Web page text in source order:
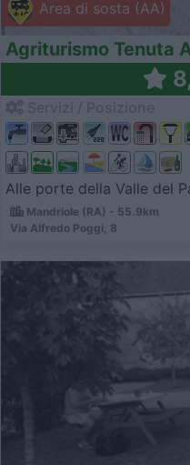
Area di sosta (AA)
Agriturismo Tenuta
Alle porte della Valle del
Mandriole (RA) - 55.9km
Via Alfredo Poggi, 8